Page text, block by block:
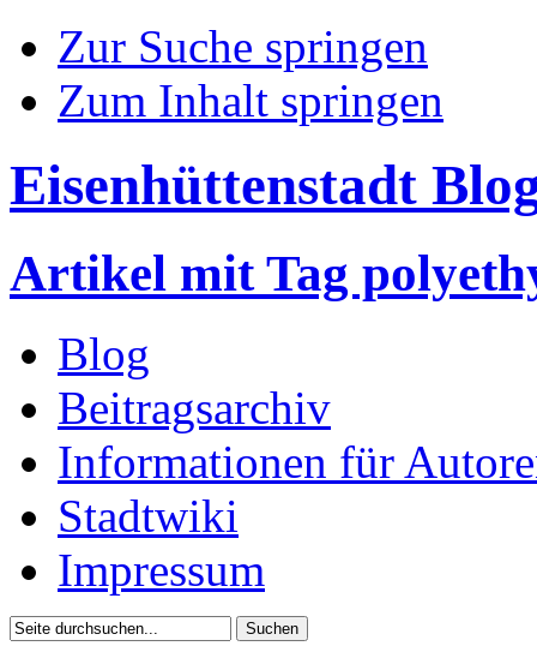
Zur Suche springen
Zum Inhalt springen
Eisenhüttenstadt
Artikel mit Tag
Blog
Beitragsarchiv
Informationen für
Stadtwiki
Impressum